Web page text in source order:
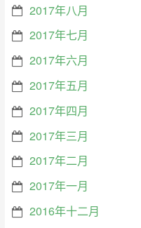
2017年八月
2017年七月
2017年六月
2017年五月
2017年四月
2017年三月
2017年二月
2017年一月
2016年十二月